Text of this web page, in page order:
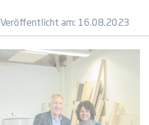
Veröffentlicht am: 16.08.2023